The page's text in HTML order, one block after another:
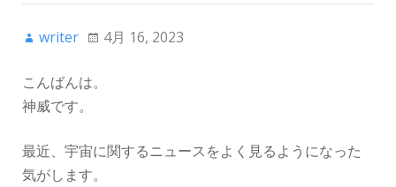
writer 4月 16, 2023
こんばんは。
神威です。
最近、宇宙に関するニュースをよく見るようになった
気がします。